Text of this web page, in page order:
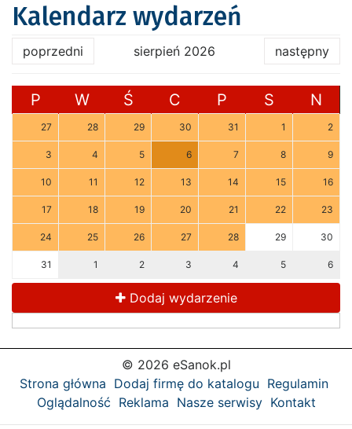
Kalendarz wydarzeń
poprzedni sierpień 2026 następny
P W Ś C P S N
27 28 29 30 31 1 2
3 4 5 6 7 8 9
10 11 12 13 14 15 16
17 18 19 20 21 22 23
24 25 26 27 28 29 30
31 1 2 3 4 5 6
Dodaj wydarzenie
© 2026 eSanok.pl
Strona główna Dodaj firmę do katalogu Regulamin
Oglądalność Reklama Nasze serwisy Kontakt